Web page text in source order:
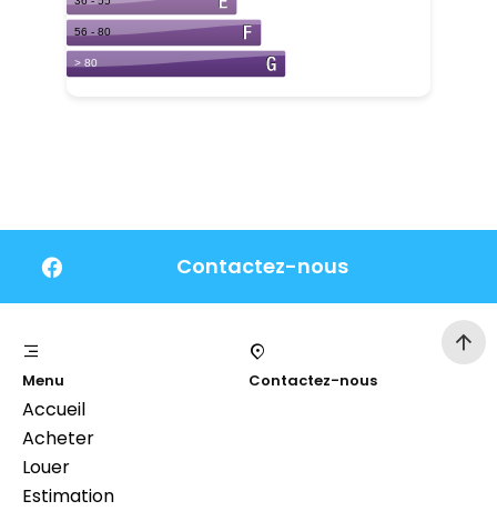
Contactez-nous
Menu
Accueil
Acheter
Louer
Estimation
Contactez-nous